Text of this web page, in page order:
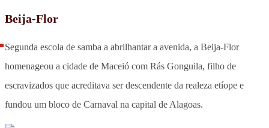
Beija-Flor
Segunda escola de samba a abrilhantar a avenida, a Beija-Flor
homenageou a cidade de Maceió com Rás Gonguila, filho de
escravizados que acreditava ser descendente da realeza etíope e
fundou um bloco de Carnaval na capital de Alagoas.